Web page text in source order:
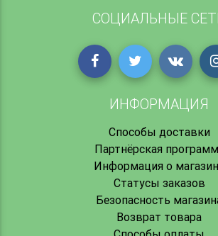
СОЦИАЛЬНЫЕ
ИНФОРМАЦИЯ
Способы доставки
Партнёрская
Информация о
Статусы заказов
Безопасность
Возврат товара